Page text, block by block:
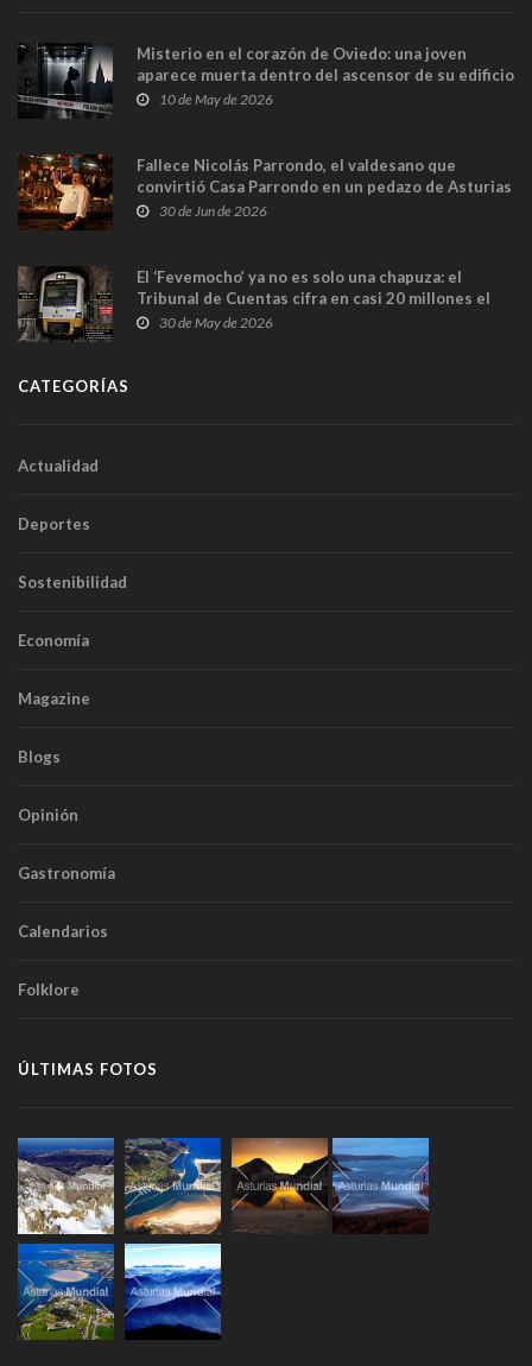
Misterio en el corazón de Oviedo: una joven
aparece muerta dentro del ascensor de su edificio
y las cámaras captan sus últimos minutos
10 de May de 2026
Fallece Nicolás Parrondo, el valdesano que
convirtió Casa Parrondo en un pedazo de Asturias
en Madrid
30 de Jun de 2026
El ‘Fevemocho’ ya no es solo una chapuza: el
Tribunal de Cuentas cifra en casi 20 millones el
sobrecoste de los trenes que no cabían por los
30 de May de 2026
CATEGORÍAS
Actualidad
Deportes
Sostenibilidad
Economía
Magazine
Blogs
Opinión
Gastronomía
Calendarios
Folklore
ÚLTIMAS FOTOS